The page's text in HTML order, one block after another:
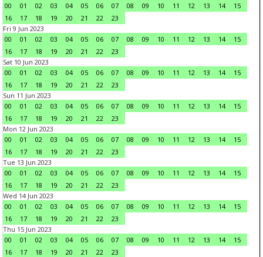
00
01 02 03 04 05 06 07 08 09 10 11 12 13 14
15
16
17 18 19 20 21 22
23
Fri 9 Jun 2023
00
01 02 03 04 05 06 07 08 09 10 11 12 13 14
15
16
17 18 19 20 21 22
23
Sat 10 Jun 2023
00
01 02 03 04 05 06 07 08 09 10 11 12 13 14
15
16
17 18 19 20 21 22
23
Sun 11 Jun 2023
00
01 02 03 04 05 06 07 08 09 10 11 12 13 14
15
16
17 18 19 20 21 22
23
Mon 12 Jun 2023
00
01 02 03 04 05 06 07 08 09 10 11 12 13 14
15
16
17 18 19 20 21 22
23
Tue 13 Jun 2023
00
01 02 03 04 05 06 07 08 09 10 11 12 13 14
15
16
17 18 19 20 21 22
23
Wed 14 Jun 2023
00
01 02 03 04 05 06 07 08 09 10 11 12 13 14
15
16
17 18 19 20 21 22
23
Thu 15 Jun 2023
00
01 02 03 04 05 06 07 08 09 10 11 12 13 14
15
16
17 18 19 20 21 22
23